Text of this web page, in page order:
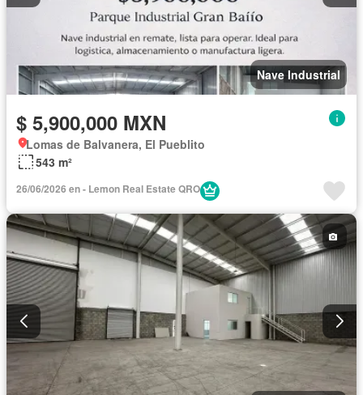
Nave Industrial
$ 5,900,000 MXN
Lomas de Balvanera, El Pueblito
543 m²
26/06/2026 en - Lemon Real Estate QRO